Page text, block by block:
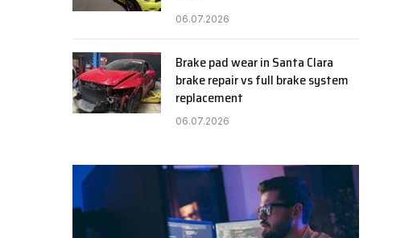
06.07.2026
Brake pad wear in Santa Clara
brake repair vs full brake system
replacement
06.07.2026